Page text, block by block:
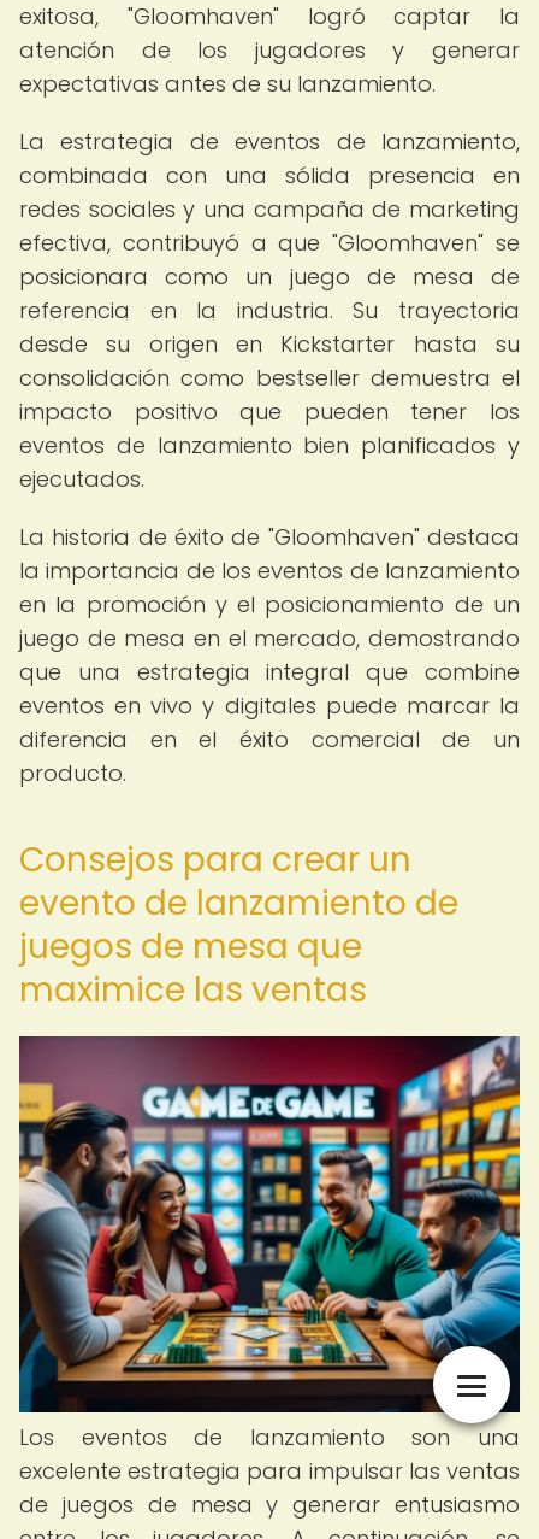
exitosa, "Gloomhaven" logró captar la
atención de los jugadores y generar
expectativas antes de su lanzamiento.
La estrategia de eventos de lanzamiento,
combinada con una sólida presencia en
redes sociales y una campaña de marketing
efectiva, contribuyó a que "Gloomhaven" se
posicionara como un juego de mesa de
referencia en la industria. Su trayectoria
desde su origen en Kickstarter hasta su
consolidación como bestseller demuestra el
impacto positivo que pueden tener los
eventos de lanzamiento bien planificados y
ejecutados.
La historia de éxito de "Gloomhaven" destaca
la importancia de los eventos de lanzamiento
en la promoción y el posicionamiento de un
juego de mesa en el mercado, demostrando
que una estrategia integral que combine
eventos en vivo y digitales puede marcar la
diferencia en el éxito comercial de un
producto.
Consejos para crear un
evento de lanzamiento de
juegos de mesa que
maximice las ventas
Los eventos de lanzamiento son una
excelente estrategia para impulsar las ventas
de juegos de mesa y generar entusiasmo